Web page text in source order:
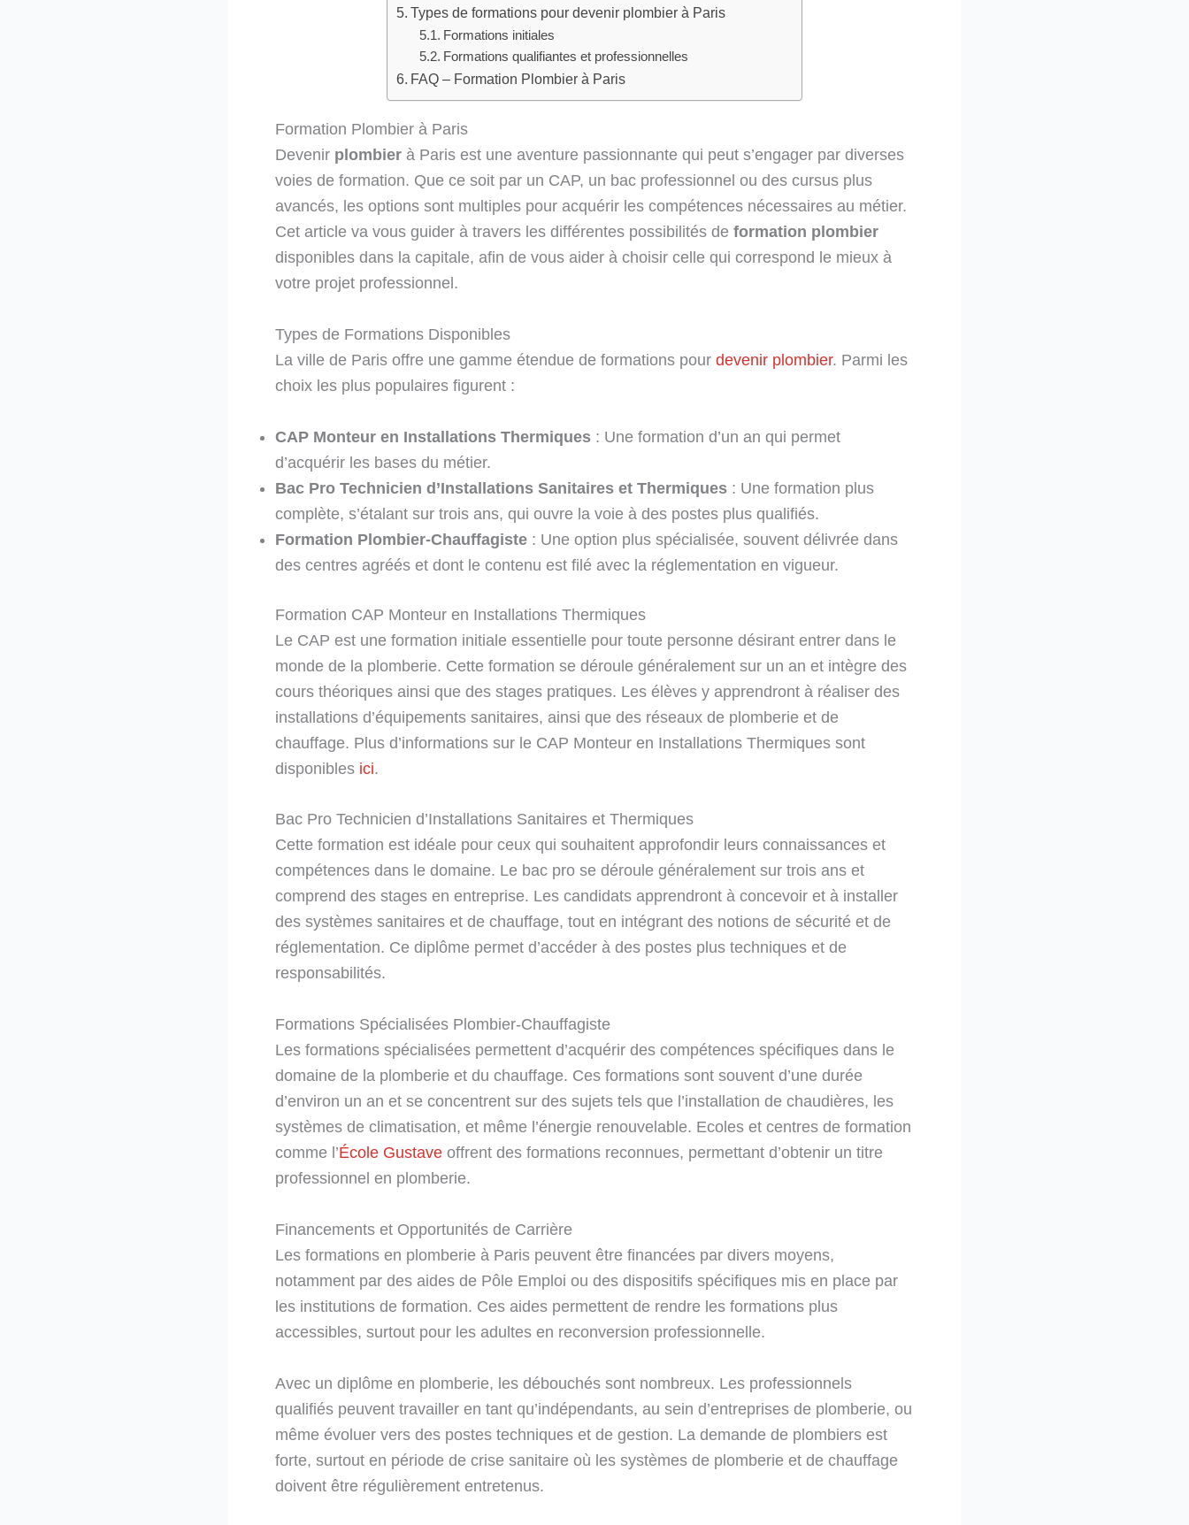
Types de formations pour devenir plombier à Paris
Formations initiales
Formations qualifiantes et professionnelles
FAQ – Formation Plombier à Paris
Formation Plombier à Paris
Devenir plombier à Paris est une aventure passionnante qui peut s’engager par diverses
voies de formation. Que ce soit par un CAP, un bac professionnel ou des cursus plus
avancés, les options sont multiples pour acquérir les compétences nécessaires au métier.
Cet article va vous guider à travers les différentes possibilités de formation plombier
disponibles dans la capitale, afin de vous aider à choisir celle qui correspond le mieux à
votre projet professionnel.
Types de Formations Disponibles
La ville de Paris offre une gamme étendue de formations pour devenir plombier. Parmi les
choix les plus populaires figurent :
CAP Monteur en Installations Thermiques : Une formation d’un an qui permet
d’acquérir les bases du métier.
Bac Pro Technicien d’Installations Sanitaires et Thermiques : Une formation plus
complète, s’étalant sur trois ans, qui ouvre la voie à des postes plus qualifiés.
Formation Plombier-Chauffagiste : Une option plus spécialisée, souvent délivrée dans
des centres agréés et dont le contenu est filé avec la réglementation en vigueur.
Formation CAP Monteur en Installations Thermiques
Le CAP est une formation initiale essentielle pour toute personne désirant entrer dans le
monde de la plomberie. Cette formation se déroule généralement sur un an et intègre des
cours théoriques ainsi que des stages pratiques. Les élèves y apprendront à réaliser des
installations d’équipements sanitaires, ainsi que des réseaux de plomberie et de
chauffage. Plus d’informations sur le CAP Monteur en Installations Thermiques sont
disponibles ici.
Bac Pro Technicien d’Installations Sanitaires et Thermiques
Cette formation est idéale pour ceux qui souhaitent approfondir leurs connaissances et
compétences dans le domaine. Le bac pro se déroule généralement sur trois ans et
comprend des stages en entreprise. Les candidats apprendront à concevoir et à installer
des systèmes sanitaires et de chauffage, tout en intégrant des notions de sécurité et de
réglementation. Ce diplôme permet d’accéder à des postes plus techniques et de
responsabilités.
Formations Spécialisées Plombier-Chauffagiste
Les formations spécialisées permettent d’acquérir des compétences spécifiques dans le
domaine de la plomberie et du chauffage. Ces formations sont souvent d’une durée
d’environ un an et se concentrent sur des sujets tels que l’installation de chaudières, les
systèmes de climatisation, et même l’énergie renouvelable. Ecoles et centres de formation
comme l’École Gustave offrent des formations reconnues, permettant d’obtenir un titre
professionnel en plomberie.
Financements et Opportunités de Carrière
Les formations en plomberie à Paris peuvent être financées par divers moyens,
notamment par des aides de Pôle Emploi ou des dispositifs spécifiques mis en place par
les institutions de formation. Ces aides permettent de rendre les formations plus
accessibles, surtout pour les adultes en reconversion professionnelle.
Avec un diplôme en plomberie, les débouchés sont nombreux. Les professionnels
qualifiés peuvent travailler en tant qu’indépendants, au sein d’entreprises de plomberie, ou
même évoluer vers des postes techniques et de gestion. La demande de plombiers est
forte, surtout en période de crise sanitaire où les systèmes de plomberie et de chauffage
doivent être régulièrement entretenus.